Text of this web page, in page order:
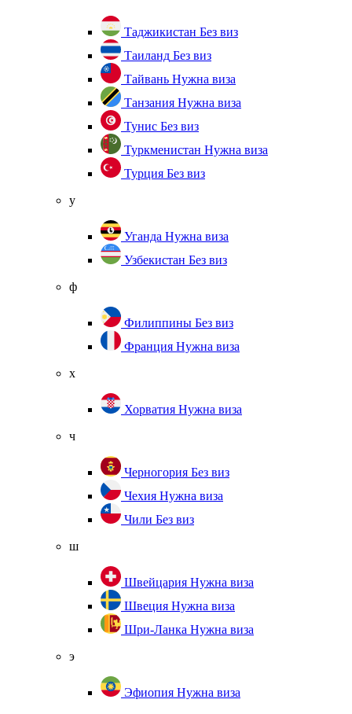
Таджикистан Без виз
Таиланд Без виз
Тайвань Нужна виза
Танзания Нужна виза
Тунис Без виз
Туркменистан Нужна виза
Турция Без виз
у
Уганда Нужна виза
Узбекистан Без виз
ф
Филиппины Без виз
Франция Нужна виза
х
Хорватия Нужна виза
ч
Черногория Без виз
Чехия Нужна виза
Чили Без виз
ш
Швейцария Нужна виза
Швеция Нужна виза
Шри-Ланка Нужна виза
э
Эфиопия Нужна виза